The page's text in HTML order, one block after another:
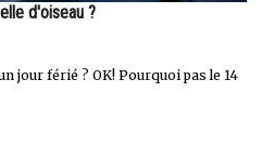
d'oiseau ?
jour férié ? OK! Pourquoi pas le 14